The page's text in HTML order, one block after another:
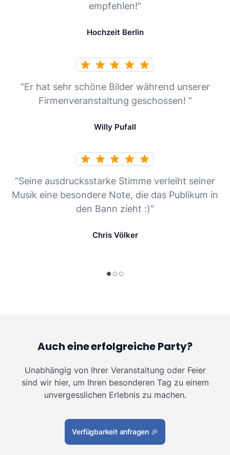
empfehlen!”
Hochzeit Berlin
“Er hat sehr schöne Bilder während unserer
Firmenveranstaltung geschossen! ”
Willy Pufall
“Seine ausdrucksstarke Stimme verleiht seiner
Musik eine besondere Note, die das Publikum in
den Bann zieht :)”
Chris Völker
Auch eine erfolgreiche Party?
Unabhängig von Ihrer Veranstaltung oder Feier
sind wir hier, um Ihren besonderen Tag zu einem
unvergesslichen Erlebnis zu machen.
Verfügbarkeit anfragen 🎉